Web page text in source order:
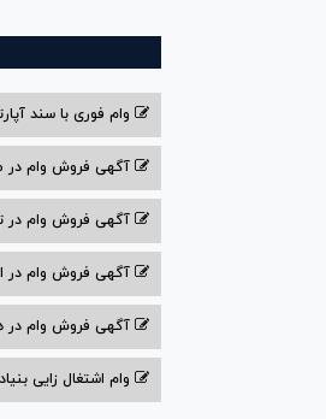
وام فوری با سند
آگهی فروش وام در
آگهی فروش وام در
آگهی فروش وام در
آگهی فروش وام در
وام اشتغال زایی